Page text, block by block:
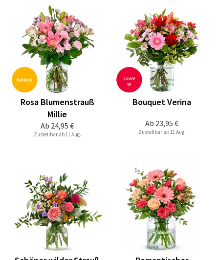
Ab 24,95 €
Rosa Blumenstrauß
Millie
Zustellbar ab 11 Aug.
Ab 23,95 €
Bouquet Verina
Zustellbar ab 11 Aug.